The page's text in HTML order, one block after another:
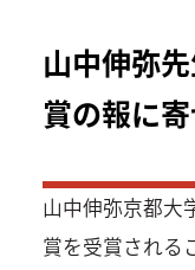
山中伸弥
賞の報に
山中伸弥京都大
賞を受賞される